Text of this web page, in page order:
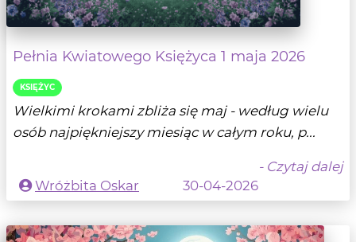
Pełnia Kwiatowego Księżyca 1 maja 2026
KSIĘŻYC
Wielkimi krokami zbliża się maj - według wielu
osób najpiękniejszy miesiąc w całym roku, p...
- Czytaj dalej
Wróżbita Oskar
30-04-2026